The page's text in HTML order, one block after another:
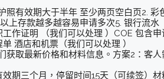
有效期大于半年 至少两页空白页2. 彩
上存款越多越容易申请多次5. 银行流
作证明 （我们可以处理 ）COE 包含
酒店和机票（我们可以处理 ）
获取最新价格和材料信息。方案2：客
期三个月，停留时间15天（可续签）